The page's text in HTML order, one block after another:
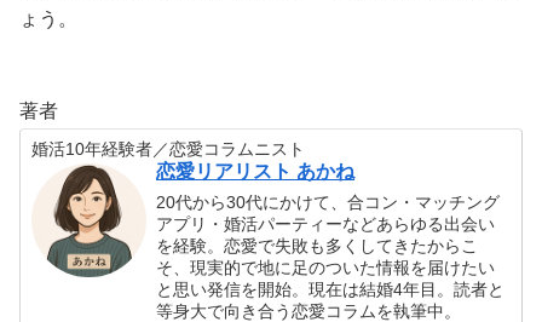
ょう。
著者
婚活10年経験者／恋愛コラムニスト
恋愛リアリスト あかね
20代から30代にかけて、合コン・マッチング
アプリ・婚活パーティーなどあらゆる出会い
を経験。恋愛で失敗も多くしてきたからこ
そ、現実的で地に足のついた情報を届けたい
と思い発信を開始。現在は結婚4年目。読者と
等身大で向き合う恋愛コラムを執筆中。